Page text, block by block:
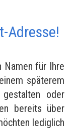
Adresse!
Namen für Ihre
späterem
oder
bereits über
lediglich